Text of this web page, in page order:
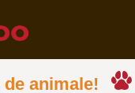
animale!